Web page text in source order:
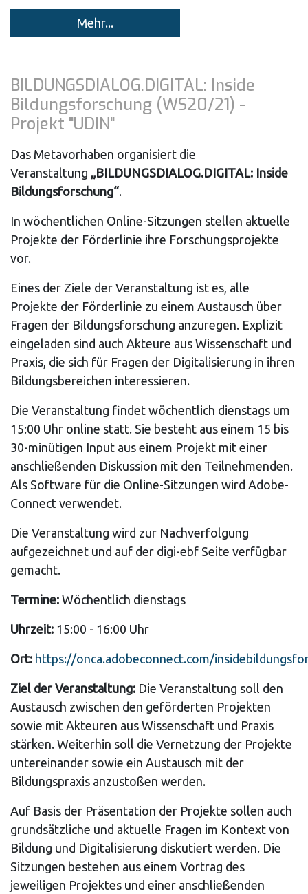
Mehr...
BILDUNGSDIALOG.DIGITAL: Inside
Bildungsforschung (WS20/21) -
Projekt "UDIN"
Das Metavorhaben organisiert die
Veranstaltung „BILDUNGSDIALOG.DIGITAL: Inside
Bildungsforschung“.
In wöchentlichen Online-Sitzungen stellen aktuelle
Projekte der Förderlinie ihre Forschungsprojekte
vor.
Eines der Ziele der Veranstaltung ist es, alle
Projekte der Förderlinie zu einem Austausch über
Fragen der Bildungsforschung anzuregen. Explizit
eingeladen sind auch Akteure aus Wissenschaft und
Praxis, die sich für Fragen der Digitalisierung in ihren
Bildungsbereichen interessieren.
Die Veranstaltung findet wöchentlich dienstags um
15:00 Uhr online statt. Sie besteht aus einem 15 bis
30-minütigen Input aus einem Projekt mit einer
anschließenden Diskussion mit den Teilnehmenden.
Als Software für die Online-Sitzungen wird Adobe-
Connect verwendet.
Die Veranstaltung wird zur Nachverfolgung
aufgezeichnet und auf der digi-ebf Seite verfügbar
gemacht.
Termine: Wöchentlich dienstags
Uhrzeit: 15:00 - 16:00 Uhr
Ort: https://onca.adobeconnect.com/
Ziel der Veranstaltung: Die Veranstaltung soll den
Austausch zwischen den geförderten Projekten
sowie mit Akteuren aus Wissenschaft und Praxis
stärken. Weiterhin soll die Vernetzung der Projekte
untereinander sowie ein Austausch mit der
Bildungspraxis anzustoßen werden.
Auf Basis der Präsentation der Projekte sollen auch
grundsätzliche und aktuelle Fragen im Kontext von
Bildung und Digitalisierung diskutiert werden. Die
Sitzungen bestehen aus einem Vortrag des
jeweiligen Projektes und einer anschließenden